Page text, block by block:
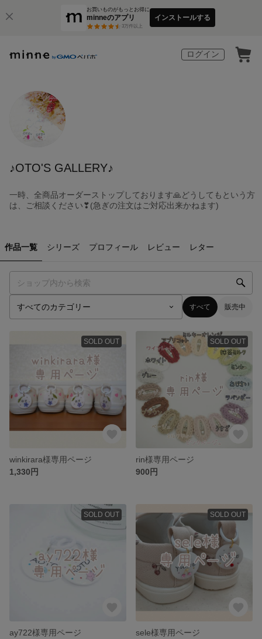
お買いものがもっとお得に
minneのアプリ
3万件以上
インストールする
ログイン
♪OTO'S GALLERY♪
一時、全商品オーダーストップしております🙏どうしてもという方
は、ご相談ください❣(急ぎの注文はご対応出来かねます)
作品一覧 シリーズ プロフィール レビュー レター
すべて 販売中
SOLD OUT
winkirara様専用ページ
1,330円
SOLD OUT
rin様専用ページ
900円
SOLD OUT
ay722様専用ページ
SOLD OUT
sele様専用ページ